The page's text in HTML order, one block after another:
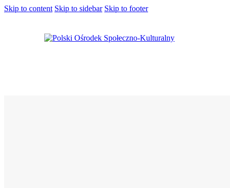
Skip to content Skip to sidebar Skip to footer